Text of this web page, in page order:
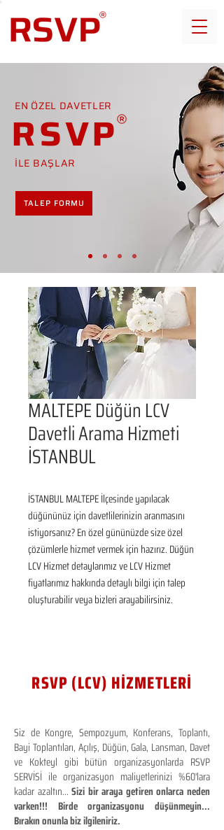
EN ÖZEL DAVETLER
RSVP
İLE BAŞLAR
TALEP FORMU
MALTEPE Düğün LCV
Davetli Arama Hizmeti
İSTANBUL
İSTANBUL MALTEPE İlçesinde yapılacak
düğününüz için davetlilerinizin aranmasını
istiyorsanız? En özel gününüzde size özel
çözümlerle hizmet vermek için hazırız. Düğün
LCV Hizmet detaylarımız ve LCV Hizmet
fiyatlarımız hakkında detaylı bilgi için talep
oluşturabilir veya bizleri arayabilirsiniz.
RSVP (LCV) HİZMETLERİ
Siz de Kongre, Sempozyum, Konferans, Toplantı,
Bayi Toplantıları, Açılış, Düğün, Gala, Lansman, Davet
ve Kokteyl gibi bütün organizasyonlarda RSVP
SERVİSİ ile organizasyon maliyetlerinizi %60'lara
kadar azaltın...Sizi bir araya getiren onlarca neden
varken!!! Birde organizasyonu düşünmeyin...
Bırakın onunla biz ilgileniriz.